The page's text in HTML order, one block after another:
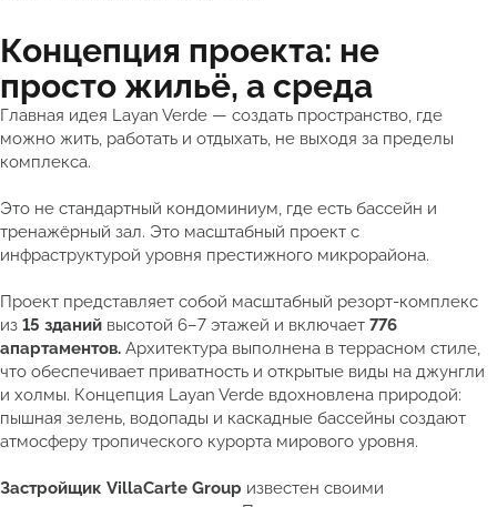
Концепция проекта: не
просто жильё, а среда
Главная идея Layan Verde — создать пространство, где
можно жить, работать и отдыхать, не выходя за пределы
комплекса.
Это не стандартный кондоминиум, где есть бассейн и
тренажёрный зал. Это масштабный проект с
инфраструктурой уровня престижного микрорайона.
Проект представляет собой масштабный резорт-комплекс
из 15 зданий высотой 6–7 этажей и включает 776
апартаментов. Архитектура выполнена в террасном стиле,
что обеспечивает приватность и открытые виды на джунгли
и холмы. Концепция Layan Verde вдохновлена природой:
пышная зелень, водопады и каскадные бассейны создают
атмосферу тропического курорта мирового уровня.
Застройщик VillaCarte Group известен своими